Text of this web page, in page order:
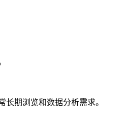
期浏览和数据分析需求。